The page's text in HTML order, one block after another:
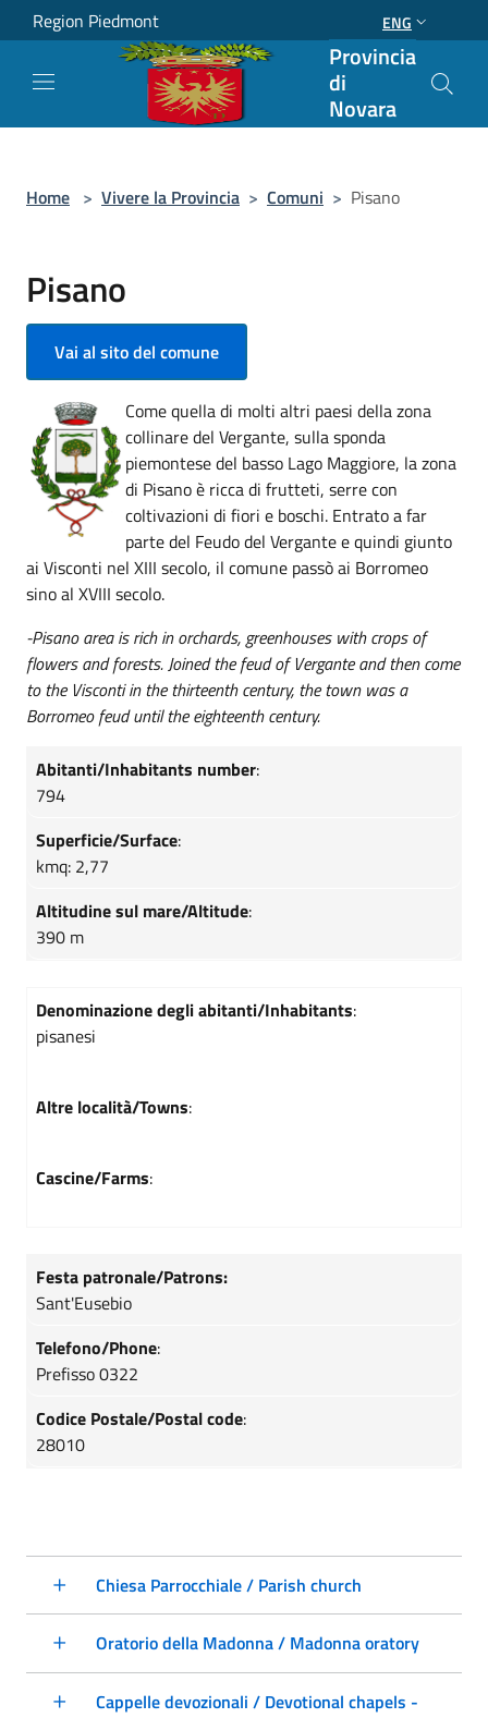
Salta al contenuto principale
Region Piedmont ENG
Provincia
di
Novara
Home > Vivere la Provincia > Comuni > Pisano
Pisano
Vai al sito del comune
Come quella di molti altri paesi della zona
collinare del Vergante, sulla sponda
piemontese del basso Lago Maggiore, la zona
di Pisano è ricca di frutteti, serre con
coltivazioni di fiori e boschi. Entrato a far
parte del Feudo del Vergante e quindi giunto
ai Visconti nel XIII secolo, il comune passò ai Borromeo
sino al XVIII secolo.
-Pisano area is rich in orchards, greenhouses with crops of
flowers and forests. Joined the feud of Vergante and then come
to the Visconti in the thirteenth century, the town was a
Borromeo feud until the eighteenth century.
Abitanti/Inhabitants number:
794
Superficie/Surface:
kmq: 2,77
Altitudine sul mare/Altitude:
390 m
Denominazione degli abitanti/Inhabitants:
pisanesi
Altre località/Towns:
Cascine/Farms:
Festa patronale/Patrons:
Sant'Eusebio
Telefono/Phone:
Prefisso 0322
Codice Postale/Postal code:
28010
Chiesa Parrocchiale / Parish church
Oratorio della Madonna / Madonna oratory
Cappelle devozionali / Devotional chapels -